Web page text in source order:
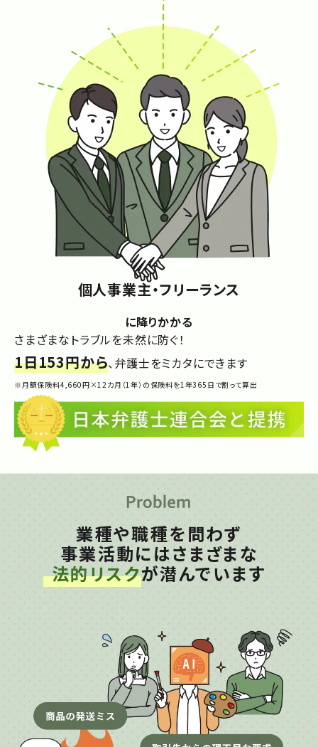
個人事業主・フリーランス
に降りかかる
さまざまなトラブルを未然に防ぐ！
1日153円から、弁護士をミカタにできます
※月額保険料4,660円×12カ月（1年）の保険料を1年365日で割って算出
業種や職種を問わず
事業活動にはさまざまな
法的リスクが潜んでいます